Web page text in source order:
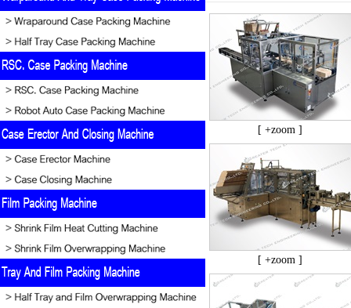
[ +zoom ]
[ +zoom ]